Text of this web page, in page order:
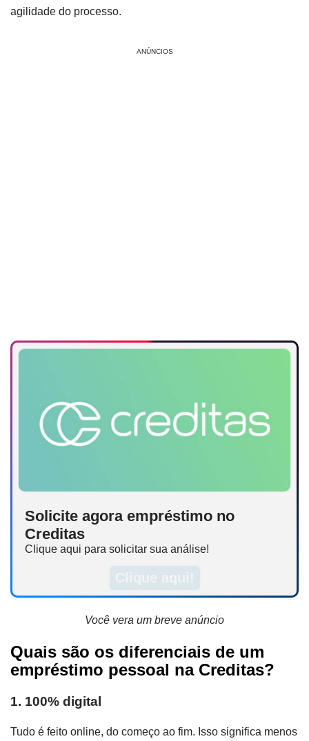
agilidade do processo.
ANÚNCIOS
Solicite agora empréstimo no
Creditas
Clique aqui para solicitar sua análise!
Clique aqui!
Você vera um breve anúncio
Quais são os diferenciais de um
empréstimo pessoal na Creditas?
1. 100% digital
Tudo é feito online, do começo ao fim. Isso significa menos